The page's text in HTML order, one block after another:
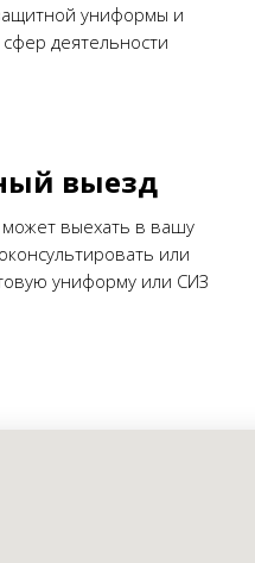
униформы и
деятельности
выезд
выехать в вашу
или
униформу или СИЗ